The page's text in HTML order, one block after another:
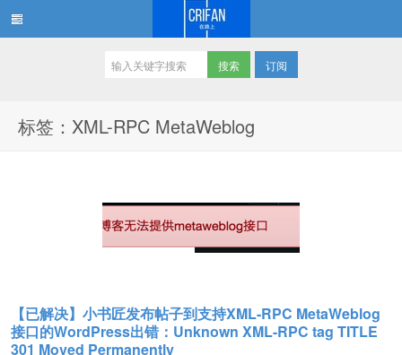
订阅
标签：XML-RPC MetaWeblog
【已解决】小书匠发布帖子到支持XML-RPC MetaWeblog
接口的WordPress出错：Unknown XML-RPC tag TITLE
301 Moved Permanently